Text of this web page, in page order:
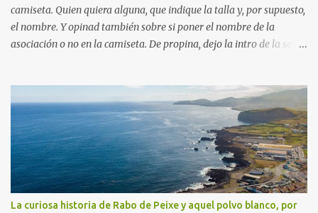
camiseta. Quien quiera alguna, que indique la talla y, por supuesto,
el nombre. Y opinad también sobre si poner el nombre de la
asociación o no en la camiseta. De propina, dejo la intro de la serie
él mismo en el programa "El pelotazo" de Canal Sur.
La curiosa historia de Rabo de Peixe y aquel polvo blanco, por